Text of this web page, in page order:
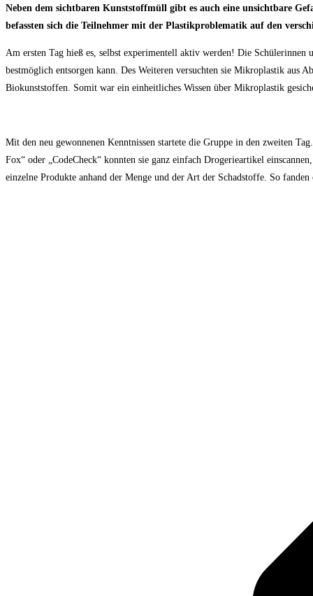
Neben dem sichtbaren Kunststoffmüll gibt es auch eine unsichtbare
befassten sich die Teilnehmer mit der Plastikproblematik auf den
Am ersten Tag hieß es, selbst experimentell aktiv werden! Die
bestmöglich entsorgen kann. Des Weiteren versuchten sie Mikroplastik aus
Biokunststoffen. Somit war ein einheitliches Wissen über Mikroplastik
Mit den neu gewonnenen Kenntnissen startete die Gruppe in den zweiten
Fox“ oder „CodeCheck“ konnten sie ganz einfach Drogerieartikel
einzelne Produkte anhand der Menge und der Art der Schadstoffe. So